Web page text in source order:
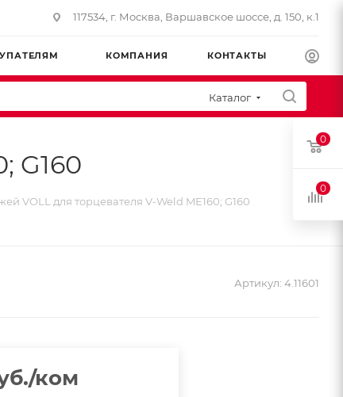
117534, г. Москва, Варшавское шоссе, д. 150, к.1
КОМПАНИЯ КОНТАКТЫ
Каталог
G160
VOLL для торцевателя V-Weld ME160; G160
Артикул: 4.11601
/ком
0
0